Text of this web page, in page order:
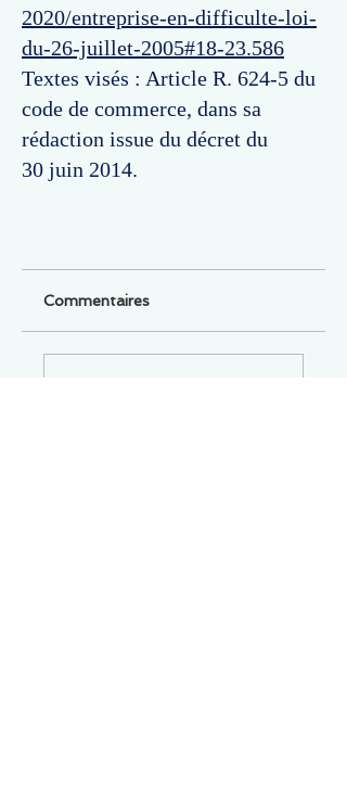
2020/entreprise-en-difficulte-loi-
du-26-juillet-2005#18-23.586
Textes visés : Article R. 624-5 du
code de commerce, dans sa
rédaction issue du décret du
30 juin 2014.
Commentaires